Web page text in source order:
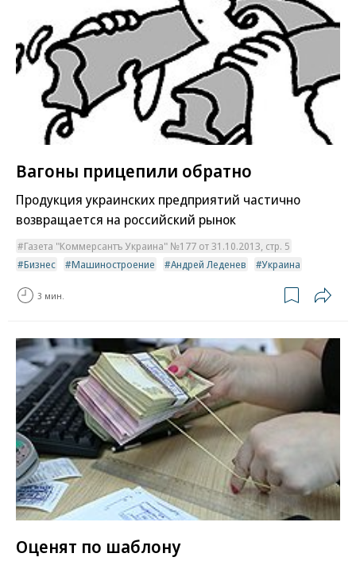
Вагоны прицепили обратно
Продукция украинских предприятий частично
возвращается на российский рынок
Газета "Коммерсантъ Украина" №177 от 31.10.2013, стр. 5
Бизнес
Машиностроение Андрей Леденев Украина
3 мин.
Оценят по шаблону